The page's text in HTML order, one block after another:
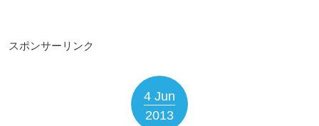
スポンサーリンク
4 Jun
2013